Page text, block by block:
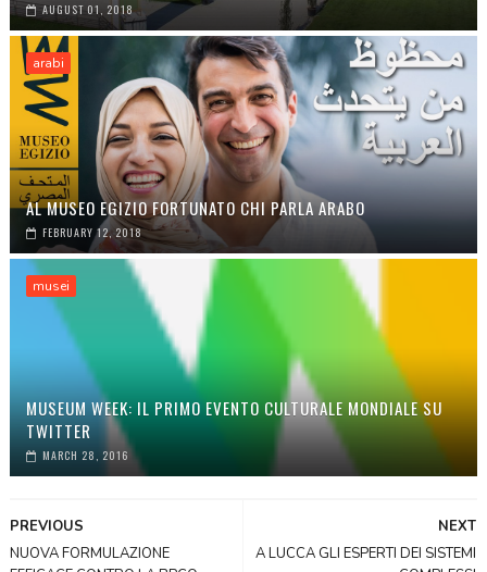
AUGUST 01, 2018
arabi
AL MUSEO EGIZIO FORTUNATO CHI PARLA ARABO
FEBRUARY 12, 2018
musei
MUSEUM WEEK: IL PRIMO EVENTO CULTURALE MONDIALE SU
TWITTER
MARCH 28, 2016
NEXT
A LUCCA GLI ESPERTI DEI SISTEMI
PREVIOUS
NUOVA FORMULAZIONE